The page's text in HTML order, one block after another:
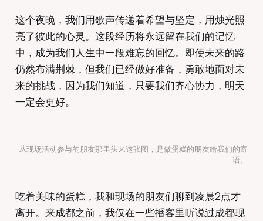
这个夜晚，我们用歌声传递着希望与坚定，用烛光照
亮了彼此的心灵。这段经历将永远留在我们的记忆
中，成为我们人生中一段难忘的回忆。即使未来的路
仍然布满荆棘，但我们已经做好准备，勇敢地面对未
来的挑战，因为我们知道，只要我们齐心协力，明天
一定会更好。
从现场活动参与的朋友那里头来这张图，是做蛋糕的朋友给我们的寄
语。
吃着美味的蛋糕，我和现场的朋友们聊到凌晨2点才
离开。来成都之前，我仅在一些播客里听说过成都现